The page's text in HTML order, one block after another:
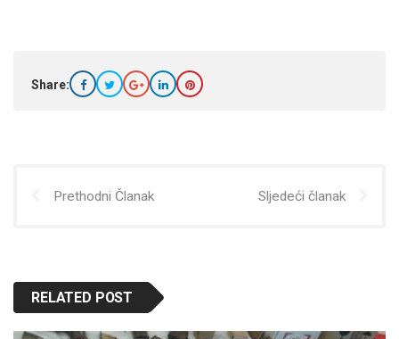
Share:
Prethodni Članak Sljedeći članak
RELATED POST